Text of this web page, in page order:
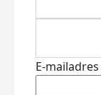
E-